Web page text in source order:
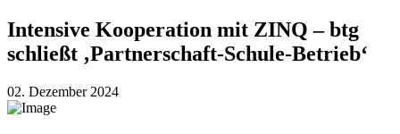
Intensive Kooperation mit ZINQ – btg
schließt ‚Partnerschaft-Schule-Betrieb‘
02. Dezember 2024